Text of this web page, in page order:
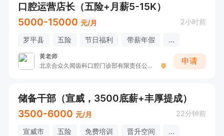
口腔运营店长（五险+月薪5-15K）
5000-15000 元/月 2小时前
罗平县 五险 节日福利 带薪年假 ...
黄老师
北京合众久闻齿科口腔门诊部有限责任公司罗平口腔门诊部
申请
储备干部（宣威，3500底薪+丰厚提成）
3500-6000 元/月 22分钟前
宣威市 五险 免费培训 晋升空间 ...